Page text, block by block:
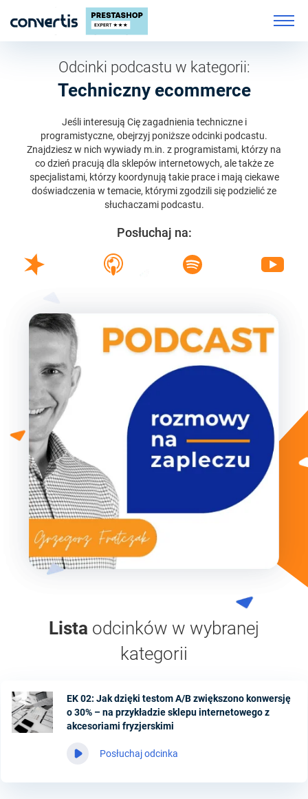
Odcinki podcastu w kategorii:
Techniczny ecommerce
Jeśli interesują Cię zagadnienia techniczne i
programistyczne, obejrzyj poniższe odcinki podcastu.
Znajdziesz w nich wywiady m.in. z programistami, którzy na
co dzień pracują dla sklepów internetowych, ale także ze
specjalistami, którzy koordynują takie prace i mają ciekawe
doświadczenia w temacie, którymi zgodzili się podzielić ze
słuchaczami podcastu.
Posłuchaj na:
Lista odcinków w wybranej
kategorii
EK 02: Jak dzięki testom A/B zwiększono konwersję
o 30% – na przykładzie sklepu internetowego z
akcesoriami fryzjerskimi
Posłuchaj odcinka